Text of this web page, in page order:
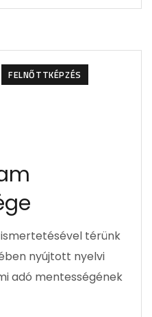
FELNŐTTKÉPZÉS
térünk
nyújtott nyelvi
adó mentességének